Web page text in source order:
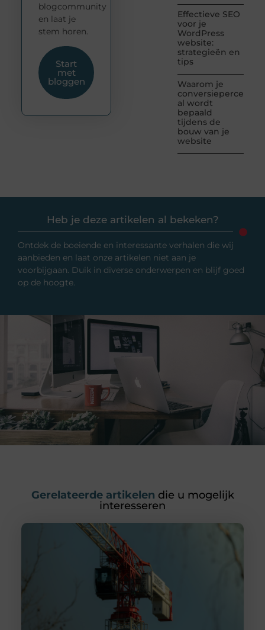
Effectieve SEO
voor je
WordPress
website:
strategieën en
tips
Waarom je
al wordt
bepaald
tijdens de
bouw van je
website
blogcommunity
en laat je
stem horen.
Start
met
bloggen
Heb je deze artikelen al bekeken?
Ontdek de boeiende en interessante verhalen die wij
aanbieden en laat onze artikelen niet aan je
voorbijgaan. Duik in diverse onderwerpen en blijf goed
op de hoogte.
Gerelateerde artikelen die u mogelijk
interesseren